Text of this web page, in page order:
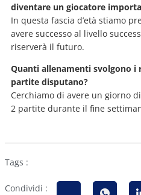
diventare un giocatore
In questa fascia d’età stiamo
avere successo al livello
riserverà il futuro.
Quanti allenamenti svolgono i
partite disputano?
Cerchiamo di avere un giorno
2 partite durante il fine
Tags :
Condividi :